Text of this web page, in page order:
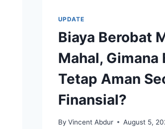
UPDATE
Biaya Berobat
Mahal, Gimana
Tetap Aman
Finansial?
By Vincent Abdur August 5,